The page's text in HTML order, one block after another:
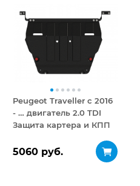
Peugeot Traveller с 2016
- … двигатель 2.0 TDI
Защита картера и КПП
5060 руб.